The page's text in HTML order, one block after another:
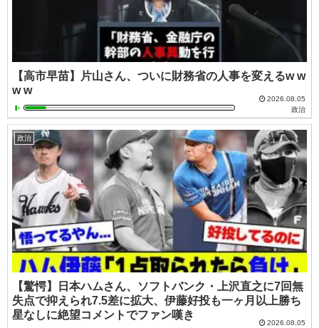
【高市早苗】片山さん、ついに財務省の人事を変えるw w
w w
2026.08.05
政治
政治
【驚愕】日本ハムさん、ソフトバンク・上沢直之に7回無
失点で抑えられ7.5差に拡大、伊藤好投も一ヶ月以上勝ち
星なしに絶望コメントでファン嘆き
2026.08.05